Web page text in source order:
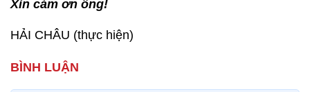
Xin cám ơn ông!
HẢI CHÂU (thực hiện)